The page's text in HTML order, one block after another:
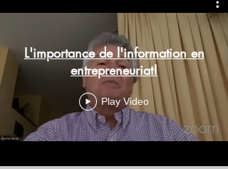
L'importance de l'information en
entrepreneuriat!
Play Video